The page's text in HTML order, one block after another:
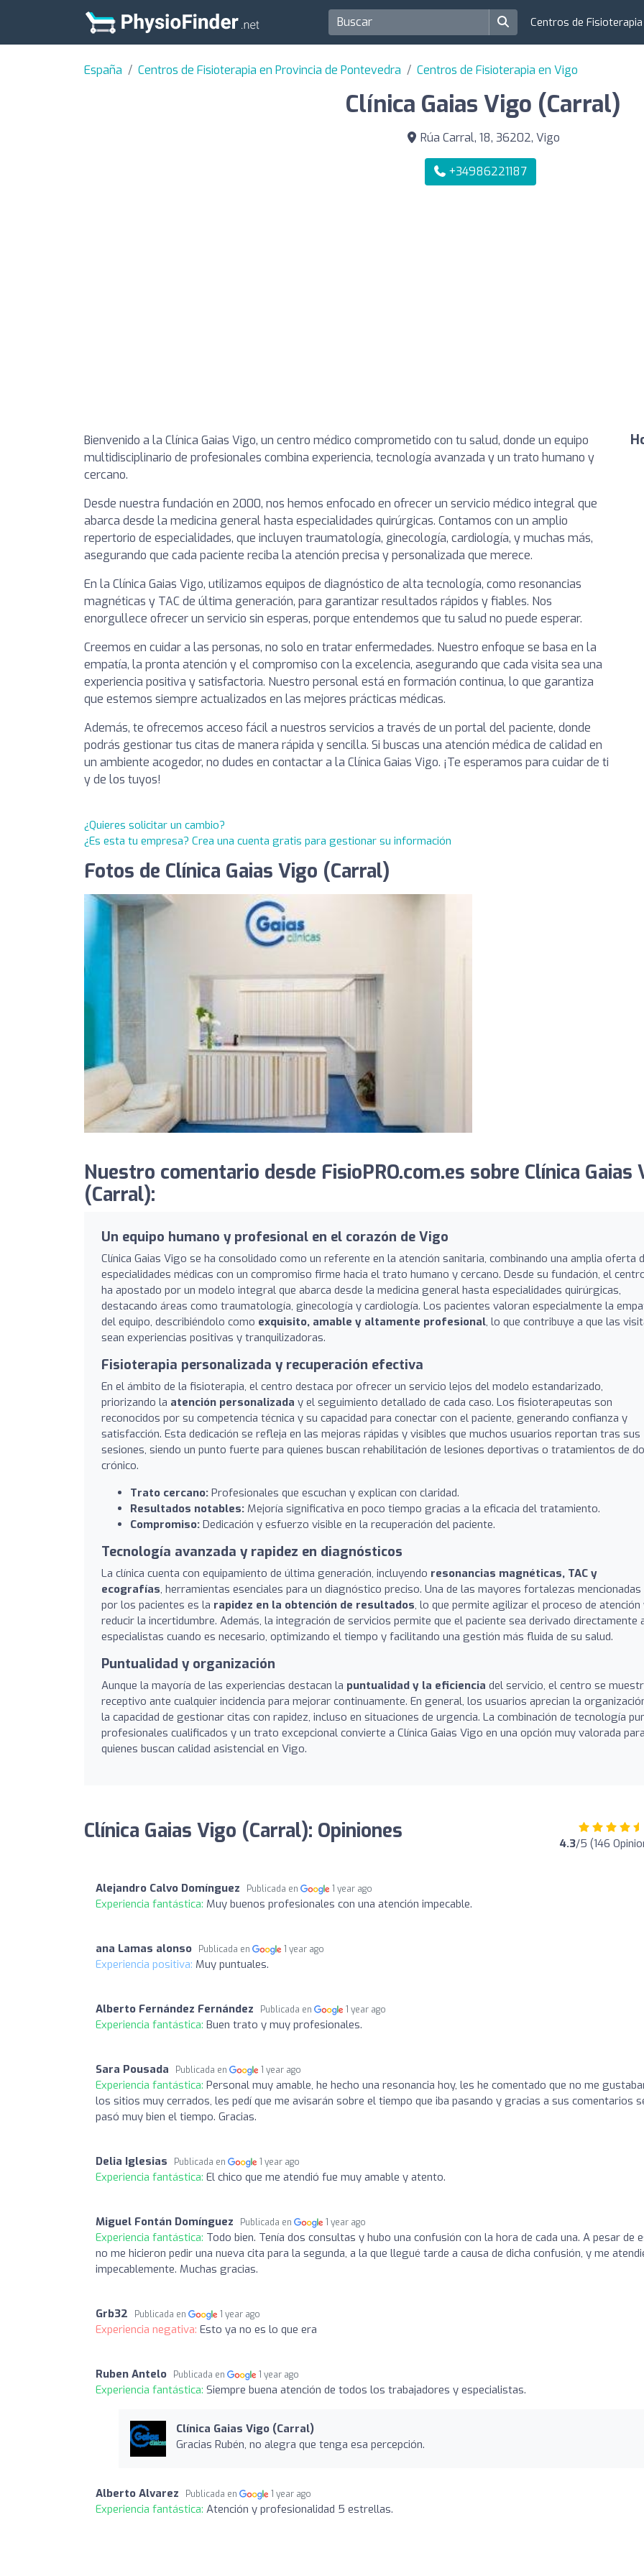
Centros de Fisioterapia
España Centros de Fisioterapia en Provincia de Pontevedra Centros de Fisioterapia en Vigo
Clínica Gaias Vigo (Carral)
Rúa Carral, 18, 36202, Vigo
+34986221187
Bienvenido a la Clínica Gaias Vigo, un centro médico comprometido con tu salud, donde un equipo
multidisciplinario de profesionales combina experiencia, tecnología avanzada y un trato humano y
cercano.
Desde nuestra fundación en 2000, nos hemos enfocado en ofrecer un servicio médico integral que
abarca desde la medicina general hasta especialidades quirúrgicas. Contamos con un amplio
repertorio de especialidades, que incluyen traumatología, ginecología, cardiología, y muchas más,
asegurando que cada paciente reciba la atención precisa y personalizada que merece.
En la Clínica Gaias Vigo, utilizamos equipos de diagnóstico de alta tecnología, como resonancias
magnéticas y TAC de última generación, para garantizar resultados rápidos y fiables. Nos
enorgullece ofrecer un servicio sin esperas, porque entendemos que tu salud no puede esperar.
Creemos en cuidar a las personas, no solo en tratar enfermedades. Nuestro enfoque se basa en la
empatía, la pronta atención y el compromiso con la excelencia, asegurando que cada visita sea una
experiencia positiva y satisfactoria. Nuestro personal está en formación continua, lo que garantiza
que estemos siempre actualizados en las mejores prácticas médicas.
Además, te ofrecemos acceso fácil a nuestros servicios a través de un portal del paciente, donde
podrás gestionar tus citas de manera rápida y sencilla. Si buscas una atención médica de calidad en
un ambiente acogedor, no dudes en contactar a la Clínica Gaias Vigo. ¡Te esperamos para cuidar de ti
y de los tuyos!
¿Quieres solicitar un cambio?
¿Es esta tu empresa? Crea una cuenta gratis para gestionar su información
Fotos de Clínica Gaias Vigo (Carral)
Nuestro comentario desde FisioPRO.com.es sobre Clínica Gaias
(Carral):
Un equipo humano y profesional en el corazón de Vigo
Clínica Gaias Vigo se ha consolidado como un referente en la atención sanitaria, combinando una amplia oferta
especialidades médicas con un compromiso firme hacia el trato humano y cercano. Desde su fundación, el
ha apostado por un modelo integral que abarca desde la medicina general hasta especialidades quirúrgicas,
destacando áreas como traumatología, ginecología y cardiología. Los pacientes valoran especialmente la
del equipo, describiéndolo como exquisito, amable y altamente profesional, lo que contribuye a que las
sean experiencias positivas y tranquilizadoras.
Fisioterapia personalizada y recuperación efectiva
En el ámbito de la fisioterapia, el centro destaca por ofrecer un servicio lejos del modelo estandarizado,
priorizando la atención personalizada y el seguimiento detallado de cada caso. Los fisioterapeutas son
reconocidos por su competencia técnica y su capacidad para conectar con el paciente, generando confianza y
satisfacción. Esta dedicación se refleja en las mejoras rápidas y visibles que muchos usuarios reportan tras sus
sesiones, siendo un punto fuerte para quienes buscan rehabilitación de lesiones deportivas o tratamientos de
crónico.
Trato cercano: Profesionales que escuchan y explican con claridad.
Resultados notables: Mejoría significativa en poco tiempo gracias a la eficacia del tratamiento.
Compromiso: Dedicación y esfuerzo visible en la recuperación del paciente.
Tecnología avanzada y rapidez en diagnósticos
La clínica cuenta con equipamiento de última generación, incluyendo resonancias magnéticas, TAC y
ecografías, herramientas esenciales para un diagnóstico preciso. Una de las mayores fortalezas mencionadas
por los pacientes es la rapidez en la obtención de resultados, lo que permite agilizar el proceso de atención
reducir la incertidumbre. Además, la integración de servicios permite que el paciente sea derivado directamente
especialistas cuando es necesario, optimizando el tiempo y facilitando una gestión más fluida de su salud.
Puntualidad y organización
Aunque la mayoría de las experiencias destacan la puntualidad y la eficiencia del servicio, el centro se
receptivo ante cualquier incidencia para mejorar continuamente. En general, los usuarios aprecian la
la capacidad de gestionar citas con rapidez, incluso en situaciones de urgencia. La combinación de tecnología
profesionales cualificados y un trato excepcional convierte a Clínica Gaias Vigo en una opción muy valorada para
quienes buscan calidad asistencial en Vigo.
Clínica Gaias Vigo (Carral): Opiniones 4.3/5 (146
Alejandro Calvo Domínguez Publicada en 1 year ago
Experiencia fantástica: Muy buenos profesionales con una atención impecable.
ana Lamas alonso Publicada en 1 year ago
Experiencia positiva: Muy puntuales.
Alberto Fernández Fernández Publicada en 1 year ago
Experiencia fantástica: Buen trato y muy profesionales.
Sara Pousada Publicada en 1 year ago
Experiencia fantástica: Personal muy amable, he hecho una resonancia hoy, les he comentado que no me
los sitios muy cerrados, les pedí que me avisarán sobre el tiempo que iba pasando y gracias a sus comentarios
pasó muy bien el tiempo. Gracias.
Delia Iglesias Publicada en 1 year ago
Experiencia fantástica: El chico que me atendió fue muy amable y atento.
Miguel Fontán Domínguez Publicada en 1 year ago
Experiencia fantástica: Todo bien. Tenía dos consultas y hubo una confusión con la hora de cada una. A pesar de
no me hicieron pedir una nueva cita para la segunda, a la que llegué tarde a causa de dicha confusión, y me
impecablemente. Muchas gracias.
Grb32 Publicada en 1 year ago
Experiencia negativa: Esto ya no es lo que era
Ruben Antelo Publicada en 1 year ago
Experiencia fantástica: Siempre buena atención de todos los trabajadores y especialistas.
Clínica Gaias Vigo (Carral)
Gracias Rubén, no alegra que tenga esa percepción.
Alberto Alvarez Publicada en 1 year ago
Experiencia fantástica: Atención y profesionalidad 5 estrellas.